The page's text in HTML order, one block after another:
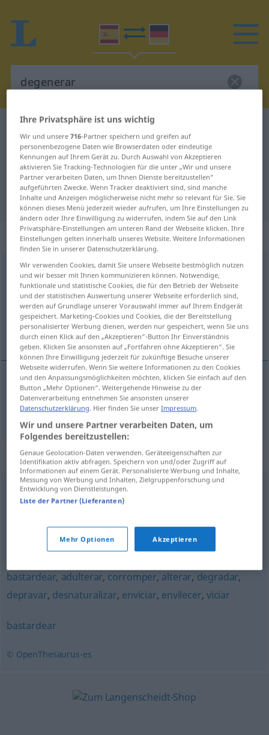
Spanisch-Deutsch Wörterbuch
Spanisch-Deutsch Übersetzung für
"degenerar"
"degenerar" Deutsch Übersetzung
„degenerar“: verbo intransitivo
degenerar [dɛxeneˈrar]v/i
Übersicht aller Übersetzungen
(Für mehr Details die Übersetzung anklicken/antippen)
entarten, degenerieren
entarten,degenerieren degenerar
Synonyme für "degenerar"
empobrecer,decaer,desmerecer
eclipsarse,decaer,declinar, desmerecer,deteriorarse
empeorar
bastardear, adulterar, corromper, alterar, degradar,
depravar, desnaturalizar, enviciar, envilecer, viciar
bastardear
© OpenThesaurus-es
Ihre Privatsphäre ist uns wichtig
Wir und unsere716-Partner speichern und greifen auf
personenbezogene Daten wie Browserdaten oder eindeutige
Kennungen auf Ihrem Gerät zu. Durch Auswahl von Akzeptieren
aktivieren Sie Tracking-Technologien für die unter „Wir und unsere
Partner verarbeiten Daten, um Ihnen Dienste bereitzustellen“
aufgeführten Zwecke. Wenn Tracker deaktiviert sind, sind manche
Inhalte und Anzeigen möglicherweise nicht mehr so relevant für Sie. Sie
können dieses Menü jederzeit wieder aufrufen, um Ihre Einstellungen zu
ändern oder Ihre Einwilligung zu widerrufen, indem Sie auf den Link
Privatsphäre-Einstellungen am unteren Rand der Webseite klicken. Ihre
Einstellungen gelten innerhalb unseres Website. Weitere Informationen
finden Sie in unserer Datenschutzerklärung.
Wir verwenden Cookies, damit Sie unsere Webseite bestmöglich nutzen
und wir besser mit Ihnen kommunizieren können. Notwendige,
funktionale und statistische Cookies, die für den Betrieb der Webseite
und der statistischen Auswertung unserer Webseite erforderlich sind,
werden auf Grundlage unserer Vorauswahl immer auf Ihrem Endgerät
gespeichert. Marketing-Cookies und Cookies, die der Bereitstellung
personalisierter Werbung dienen, werden nur gespeichert, wenn Sie uns
durch einen Klick auf den „Akzeptieren“-Button Ihr Einverständnis
geben. Klicken Sie ansonsten auf „Fortfahren ohne Akzeptieren“. Sie
können Ihre Einwilligung jederzeit für zukünftige Besuche unserer
Webseite widerrufen. Wenn Sie weitere Informationen zu den Cookies
und den Anpassungsmöglichkeiten möchten, klicken Sie einfach auf den
Button „Mehr Optionen“. Weitergehende Hinweise zu der
Datenverarbeitung entnehmen Sie ansonsten unserer
Datenschutzerklärung. Hier finden Sie unserImpressum.
Wir und unsere Partner verarbeiten Daten, um
Folgendes bereitzustellen:
Genaue Geolocation-Daten verwenden. Geräteeigenschaften zur
Identifikation aktiv abfragen. Speichern von und/oder Zugriff auf
Informationen auf einem Gerät. Personalisierte Werbung und Inhalte,
Messung von Werbung und Inhalten, Zielgruppenforschung und
Entwicklung von Dienstleistungen.
Liste der Partner (Lieferanten)
Mehr Optionen Akzeptieren